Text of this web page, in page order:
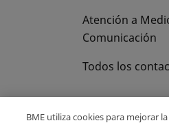
Atención a
Comunicación
Todos los
BME utiliza cookies para mejorar